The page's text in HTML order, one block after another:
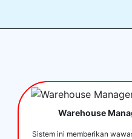
Warehouse
Sistem ini memberikan